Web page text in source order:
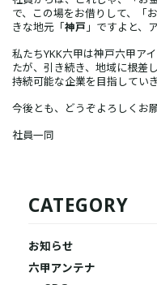
で、この場をお借りして、「
きな地元「神戸 」ですよと、
私たちYKK六甲は神戸六甲ア
たが、引き続き、地域に根差
持続可能な企業を目指していき
今後とも、どうぞよろしくお
社員一同
CATEGORY
お知らせ
六甲アンテナ